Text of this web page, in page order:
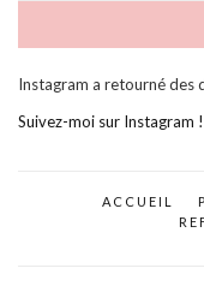
Instagram a retourné des
Suivez-moi sur Instagram !
ACCUEIL